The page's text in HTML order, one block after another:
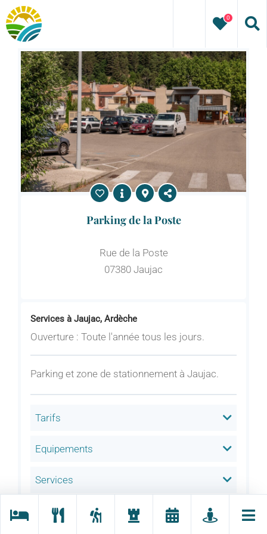
Passer
au
contenu
0
Parking de la Poste
Rue de la Poste
07380 Jaujac
Services à Jaujac, Ardèche
Ouverture : Toute l'année tous les jours.
Parking et zone de stationnement à Jaujac.
Tarifs
Equipements
Services
Accueil des animaux